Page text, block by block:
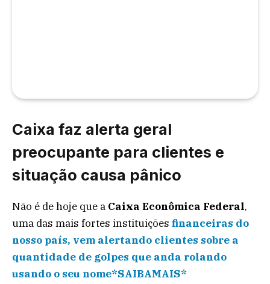
Caixa faz alerta geral
preocupante para clientes e
situação causa pânico
Não é de hoje que a Caixa Econômica Federal,
uma das mais fortes instituições financeiras do
nosso país, vem alertando clientes sobre a
quantidade de golpes que anda rolando
usando o seu nome*SAIBAMAIS*